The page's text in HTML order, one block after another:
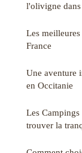
l'olivigne dans
Les
France
Une aventure
en Occitanie
Les
trouver la